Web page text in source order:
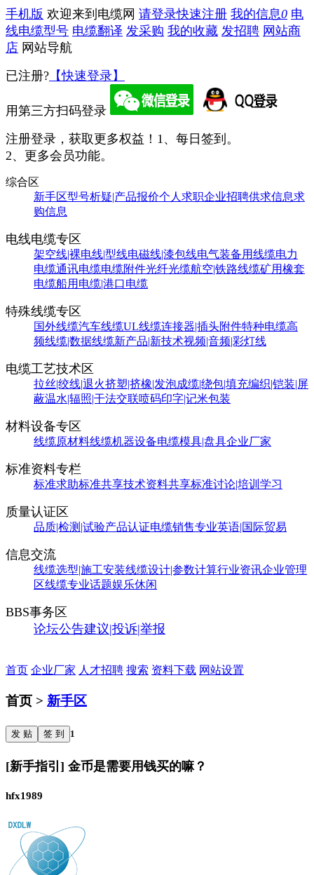
手机版 欢迎来到电缆网 请登录快速注册 我的信息0 电
线电缆型号 电缆翻译 发采购 我的收藏 发招聘 网站商
店 网站导航
已注册? 【快速登录】
用第三方扫码登录
注册登录，获取更多权益！ 1、每日签到。
2、更多会员功能。
综合区
新手区型号析疑|产品报价个人求职企业招聘供求信息求
购信息
电线电缆专区
架空线|裸电线|型线电磁线|漆包线电气装备用线缆电力
电缆通讯电缆电缆附件光纤光缆航空|铁路线缆矿用橡套
电缆船用电缆|港口电缆
特殊线缆专区
国外线缆汽车线缆UL线缆连接器|插头附件特种电缆高
频线缆|数据线缆新产品|新技术视频|音频|彩灯线
电缆工艺技术区
拉丝|绞线|退火挤塑|挤橡|发泡成缆|绕包|填充编织|铠装|屏
蔽温水|辐照|干法交联喷码印字|记米包装
材料设备专区
线缆原材料线缆机器设备电缆模具|盘具企业厂家
标准资料专栏
标准求助标准共享技术资料共享标准讨论|培训学习
质量认证区
品质|检测|试验产品认证电缆销售专业英语|国际贸易
信息交流
线缆选型|施工安装线缆设计|参数计算行业资讯企业管理
区线缆专业话题娱乐休闲
BBS事务区
论坛公告建议|投诉|举报
首页 企业厂家 人才招聘 搜索 资料下载 网站设置
首页 > 新手区
发 贴 签 到 1
[新手指引] 金币是需要用钱买的嘛？
hfx1989